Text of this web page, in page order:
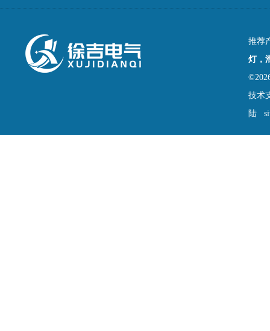
推荐
灯，
技术
陆